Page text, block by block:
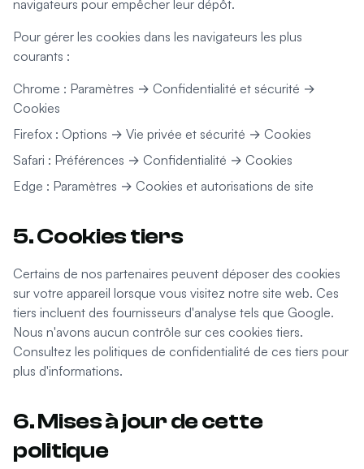
navigateurs pour empêcher leur dépôt.
Pour gérer les cookies dans les navigateurs les plus
courants :
Chrome : Paramètres → Confidentialité et sécurité →
Cookies
Firefox : Options → Vie privée et sécurité → Cookies
Safari : Préférences → Confidentialité → Cookies
Edge : Paramètres → Cookies et autorisations de site
5. Cookies tiers
Certains de nos partenaires peuvent déposer des cookies
sur votre appareil lorsque vous visitez notre site web. Ces
tiers incluent des fournisseurs d'analyse tels que Google.
Nous n'avons aucun contrôle sur ces cookies tiers.
Consultez les politiques de confidentialité de ces tiers pour
plus d'informations.
6. Mises à jour de cette
politique